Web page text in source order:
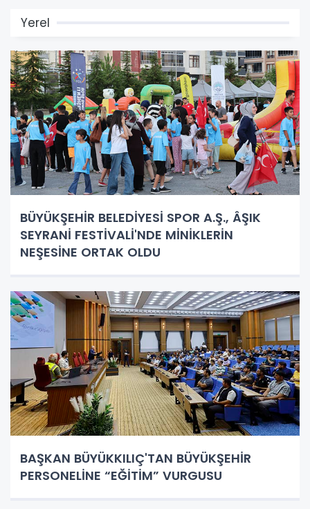
Yerel
BÜYÜKŞEHİR BELEDİYESİ SPOR A.Ş., ÂŞIK
SEYRANİ FESTİVALİ'NDE MİNİKLERİN
NEŞESİNE ORTAK OLDU
BAŞKAN BÜYÜKKILIÇ'TAN BÜYÜKŞEHİR
PERSONELİNE “EĞİTİM” VURGUSU